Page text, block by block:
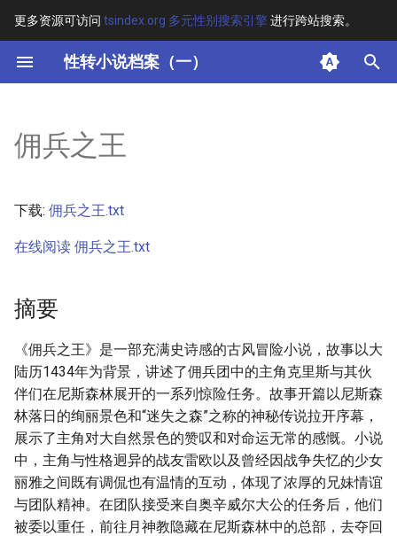
更多资源可访问 tsindex.org 多元性别搜索引擎进行跨站搜索。
性转小说档案（一）
键
开
搜
索
其他信息
正文
佣兵之王
下载: 佣兵之王.txt
在线阅读 佣兵之王.txt
摘要
《佣兵之王》是一部充满史诗感的古风冒险小说，故事以大
陆历1434年为背景，讲述了佣兵团中的主角克里斯与其伙
伴们在尼斯森林展开的一系列惊险任务。故事开篇以尼斯森
林落日的绚丽景色和“迷失之森”之称的神秘传说拉开序幕，
展示了主角对大自然景色的赞叹和对命运无常的感慨。小说
中，主角与性格迥异的战友雷欧以及曾经因战争失忆的少女
丽雅之间既有调侃也有温情的互动，体现了浓厚的兄妹情谊
与团队精神。在团队接受来自奥辛威尔大公的任务后，他们
被委以重任，前往月神教隐藏在尼斯森林中的总部，去夺回